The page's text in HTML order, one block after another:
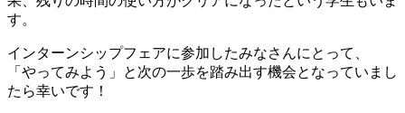
す。
インターンシップフェアに参加したみなさんにとって、
「やってみよう」と次の一歩を踏み出す機会となっていまし
たら幸いです！